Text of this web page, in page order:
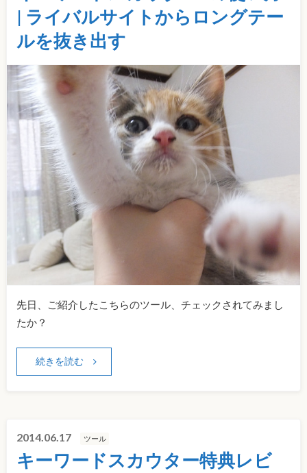
| ライバルサイトからロングテー
ルを抜き出す
先日、ご紹介したこちらのツール、チェックされてみまし
たか？
続きを読む
2014.06.17 ツール
キーワードスカウター特典レビ